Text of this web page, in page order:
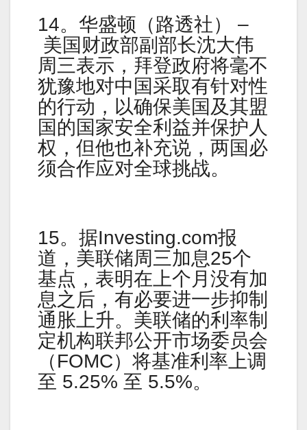
14。华盛顿（路透社） –
美国财政部副部长沈大伟
周三表示，拜登政府将毫不
犹豫地对中国采取有针对性
的行动，以确保美国及其盟
国的国家安全利益并保护人
权，但他也补充说，两国必
须合作应对全球挑战。
15。据Investing.com报
道，美联储周三加息25个
基点，表明在上个月没有加
息之后，有必要进一步抑制
通胀上升。美联储的利率制
定机构联邦公开市场委员会
（FOMC）将基准利率上调
至 5.25% 至 5.5%。